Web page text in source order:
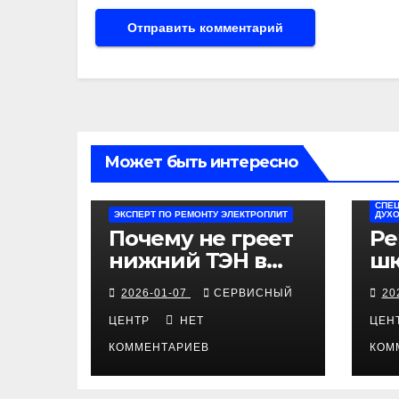
Может быть интересно
ЭКСПЕРТ ПО РЕМОНТУ ЭЛЕКТРОПЛИТ
Почему не греет
нижний ТЭН в
электроплите
Kaiser
2026-01-07 СЕРВИСНЫЙ
ЦЕНТР НЕТ
КОММЕНТАРИЕВ